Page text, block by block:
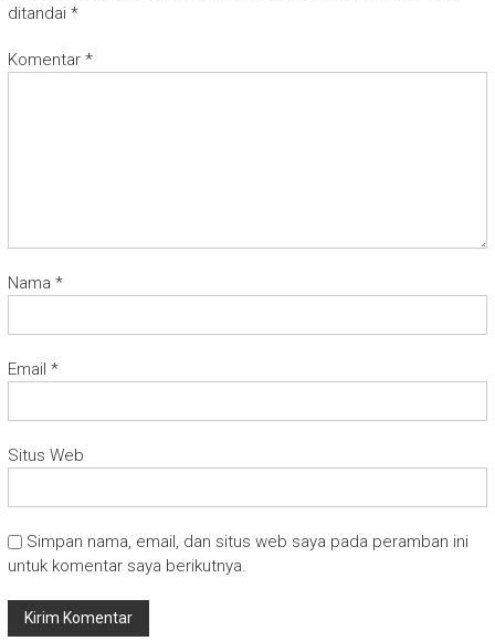
ditandai *
Komentar *
Nama *
Email *
Situs Web
Simpan nama, email, dan situs web saya pada peramban ini
untuk komentar saya berikutnya.